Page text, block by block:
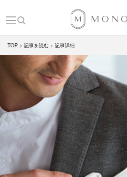
TOP 記事を読む 記事詳細